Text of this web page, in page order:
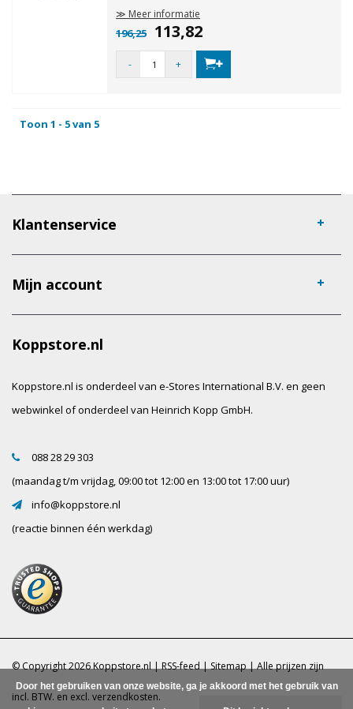
≫ Meer informatie
196,25 113,82
- +
Toon 1 - 5 van 5
Klantenservice
Mijn account
Koppstore.nl
Koppstore.nl is onderdeel van e-Stores International B.V. en geen
webwinkel of onderdeel van Heinrich Kopp GmbH.
088 28 29 303
(maandag t/m vrijdag, 09:00 tot 12:00 en 13:00 tot 17:00 uur)
info@koppstore.nl
(reactie binnen één werkdag)
© Copyright 2026 Koppstore.nl |RSS-feed|Sitemap| Alle prijzen zijn
incl. BTW. en excl. verzendkosten.
Door het gebruiken van onze website, ga je akkoord met het gebruik van